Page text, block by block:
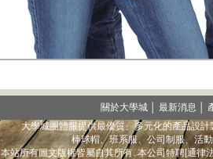
關於大學城 最新消息
大學城團體服提供最優質、多元化的產品設
棒球帽、班系服、公司制服、活
本站所有圖文版權皆屬自其所有. 本公司特聘[通律